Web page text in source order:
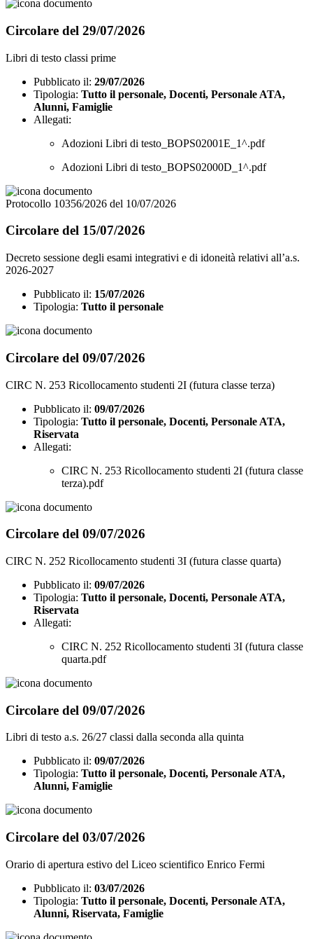
Circolare del 29/07/2026
Libri di testo classi prime
Pubblicato il: 29/07/2026
Tipologia: Tutto il personale, Docenti, Personale ATA,
Alunni, Famiglie
Allegati:
Adozioni Libri di testo_BOPS02001E_1^.pdf
Adozioni Libri di testo_BOPS02000D_1^.pdf
Protocollo 10356/2026 del 10/07/2026
Circolare del 15/07/2026
Decreto sessione degli esami integrativi e di idoneità relativi all’a.s.
2026-2027
Pubblicato il: 15/07/2026
Tipologia: Tutto il personale
Circolare del 09/07/2026
CIRC N. 253 Ricollocamento studenti 2I (futura classe terza)
Pubblicato il: 09/07/2026
Tipologia: Tutto il personale, Docenti, Personale ATA,
Riservata
Allegati:
CIRC N. 253 Ricollocamento studenti 2I (futura classe
terza).pdf
Circolare del 09/07/2026
CIRC N. 252 Ricollocamento studenti 3I (futura classe quarta)
Pubblicato il: 09/07/2026
Tipologia: Tutto il personale, Docenti, Personale ATA,
Riservata
Allegati:
CIRC N. 252 Ricollocamento studenti 3I (futura classe
quarta.pdf
Circolare del 09/07/2026
Libri di testo a.s. 26/27 classi dalla seconda alla quinta
Pubblicato il: 09/07/2026
Tipologia: Tutto il personale, Docenti, Personale ATA,
Alunni, Famiglie
Circolare del 03/07/2026
Orario di apertura estivo del Liceo scientifico Enrico Fermi
Pubblicato il: 03/07/2026
Tipologia: Tutto il personale, Docenti, Personale ATA,
Alunni, Riservata, Famiglie